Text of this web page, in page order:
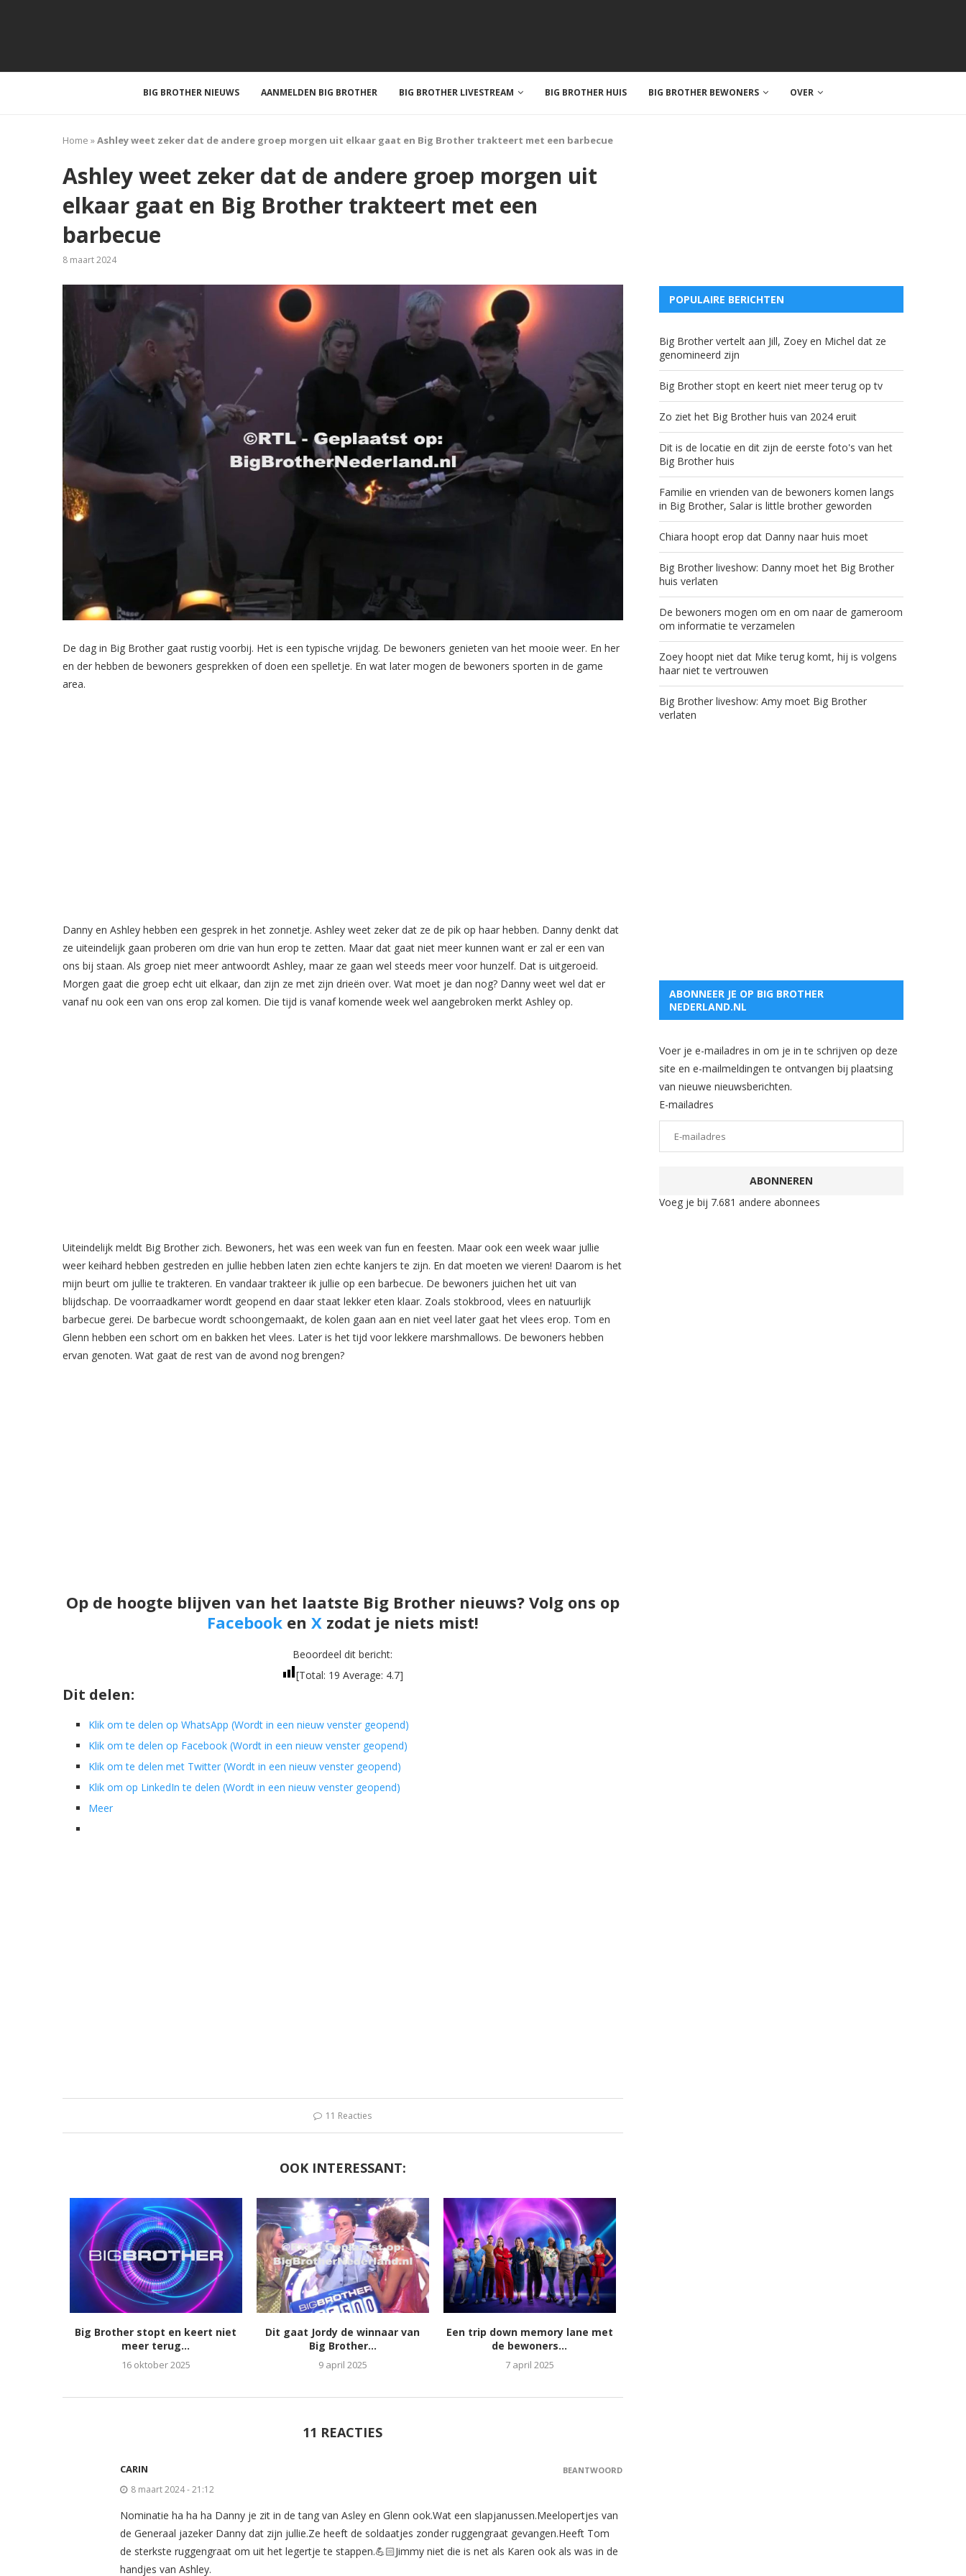
BIG BROTHER NIEUWS AANMELDEN BIG BROTHER BIG BROTHER LIVESTREAM BIG BROTHER HUIS BIG BROTHER BEWONERS OVER
Home »Ashley weet zeker dat de andere groep morgen uit elkaar gaat en Big Brother trakteert met een barbecue
Ashley weet zeker dat de andere groep morgen uit
elkaar gaat en Big Brother trakteert met een
barbecue
8 maart 2024
De dag in Big Brother gaat rustig voorbij. Het is een typische vrijdag. De bewoners genieten van het mooie weer. En her
en der hebben de bewoners gesprekken of doen een spelletje. En wat later mogen de bewoners sporten in de game
area.
Danny en Ashley hebben een gesprek in het zonnetje. Ashley weet zeker dat ze de pik op haar hebben. Danny denkt dat
ze uiteindelijk gaan proberen om drie van hun erop te zetten. Maar dat gaat niet meer kunnen want er zal er een van
ons bij staan. Als groep niet meer antwoordt Ashley, maar ze gaan wel steeds meer voor hunzelf. Dat is uitgeroeid.
Morgen gaat die groep echt uit elkaar, dan zijn ze met zijn drieën over. Wat moet je dan nog? Danny weet wel dat er
vanaf nu ook een van ons erop zal komen. Die tijd is vanaf komende week wel aangebroken merkt Ashley op.
Uiteindelijk meldt Big Brother zich. Bewoners, het was een week van fun en feesten. Maar ook een week waar jullie
weer keihard hebben gestreden en jullie hebben laten zien echte kanjers te zijn. En dat moeten we vieren! Daarom is het
mijn beurt om jullie te trakteren. En vandaar trakteer ik jullie op een barbecue. De bewoners juichen het uit van
blijdschap. De voorraadkamer wordt geopend en daar staat lekker eten klaar. Zoals stokbrood, vlees en natuurlijk
barbecue gerei. De barbecue wordt schoongemaakt, de kolen gaan aan en niet veel later gaat het vlees erop. Tom en
Glenn hebben een schort om en bakken het vlees. Later is het tijd voor lekkere marshmallows. De bewoners hebben
ervan genoten. Wat gaat de rest van de avond nog brengen?
Op de hoogte blijven van het laatste Big Brother nieuws? Volg ons op
Facebooken X zodat je niets mist!
Beoordeel dit bericht:
[Total: 19 Average: 4.7]
Dit delen:
Klik om te delen op WhatsApp (Wordt in een nieuw venster geopend)
Klik om te delen op Facebook (Wordt in een nieuw venster geopend)
Klik om te delen met Twitter (Wordt in een nieuw venster geopend)
Klik om op LinkedIn te delen (Wordt in een nieuw venster geopend)
Meer
11 Reacties
OOK INTERESSANT:
Big Brother stopt en keert niet
meer terug...
16 oktober 2025
Dit gaat Jordy de winnaar van
Big Brother...
9 april 2025
Een trip down memory lane met
de bewoners...
7 april 2025
11 REACTIES
CARIN
8 maart 2024 - 21:12
Nominatie ha ha ha Danny je zit in de tang van Asley en Glenn ook.Wat een slapjanussen.Meelopertjes van
de Generaal jazeker Danny dat zijn jullie.Ze heeft de soldaatjes zonder ruggengraat gevangen.Heeft Tom
de sterkste ruggengraat om uit het legertje te stappen.💪🏻Jimmy niet die is net als Karen ook als was in de
handjes van Ashley.
BEANTWOORD
POPULAIRE BERICHTEN
Big Brother vertelt aan Jill, Zoey en Michel dat ze
genomineerd zijn
Big Brother stopt en keert niet meer terug op tv
Zo ziet het Big Brother huis van 2024 eruit
Dit is de locatie en dit zijn de eerste foto's van het
Big Brother huis
Familie en vrienden van de bewoners komen langs
in Big Brother, Salar is little brother geworden
Chiara hoopt erop dat Danny naar huis moet
Big Brother liveshow: Danny moet het Big Brother
huis verlaten
De bewoners mogen om en om naar de gameroom
om informatie te verzamelen
Zoey hoopt niet dat Mike terug komt, hij is volgens
haar niet te vertrouwen
Big Brother liveshow: Amy moet Big Brother
verlaten
ABONNEER JE OP BIG BROTHER
NEDERLAND.NL
Voer je e-mailadres in om je in te schrijven op deze
site en e-mailmeldingen te ontvangen bij plaatsing
van nieuwe nieuwsberichten.
E-mailadres
ABONNEREN
Voeg je bij 7.681 andere abonnees